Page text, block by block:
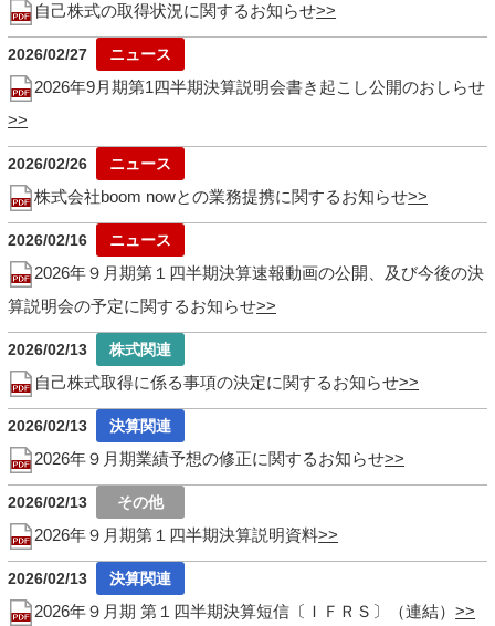
自己株式の取得状況に関するお知らせ
2026/02/27
2026年9月期第1四半期決算説明会書き起こし公開のおしらせ
2026/02/26
株式会社boom nowとの業務提携に関するお知らせ
2026/02/16
2026年９月期第１四半期決算速報動画の公開、及び今後の決
算説明会の予定に関するお知らせ
2026/02/13
自己株式取得に係る事項の決定に関するお知らせ
2026/02/13
2026年９月期業績予想の修正に関するお知らせ
2026/02/13
2026年９月期第１四半期決算説明資料
2026/02/13
2026年９月期 第１四半期決算短信〔ＩＦＲＳ〕（連結）